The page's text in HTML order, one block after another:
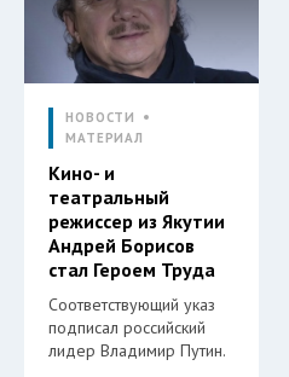
НОВОСТИ
МАТЕРИАЛ
Кино- и
театральный
режиссер из Якутии
Андрей Борисов
стал Героем Труда
Соответствующий указ
подписал российский
лидер Владимир Путин.